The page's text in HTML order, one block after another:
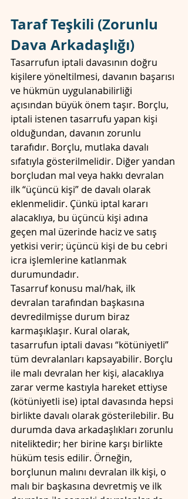
Taraf Teşkili (Zorunlu
Dava Arkadaşlığı)
Tasarrufun iptali davasının doğru
kişilere yöneltilmesi, davanın başarısı
ve hükmün uygulanabilirliği
açısından büyük önem taşır. Borçlu,
iptali istenen tasarrufu yapan kişi
olduğundan, davanın zorunlu
tarafıdır. Borçlu, mutlaka davalı
sıfatıyla gösterilmelidir. Diğer yandan
borçludan mal veya hakkı devralan
ilk “üçüncü kişi” de davalı olarak
eklenmelidir. Çünkü iptal kararı
alacaklıya, bu üçüncü kişi adına
geçen mal üzerinde haciz ve satış
yetkisi verir; üçüncü kişi de bu cebri
icra işlemlerine katlanmak
durumundadır.
Tasarruf konusu mal/hak, ilk
devralan tarafından başkasına
devredilmişse durum biraz
karmaşıklaşır. Kural olarak,
tasarrufun iptali davası “kötüniyetli”
tüm devralanları kapsayabilir. Borçlu
ile malı devralan her kişi, alacaklıya
zarar verme kastıyla hareket ettiyse
(kötüniyetli ise) iptal davasında hepsi
birlikte davalı olarak gösterilebilir. Bu
durumda dava arkadaşlıkları zorunlu
niteliktedir; her birine karşı birlikte
hüküm tesis edilir. Örneğin,
borçlunun malını devralan ilk kişi, o
malı bir başkasına devretmiş ve ilk